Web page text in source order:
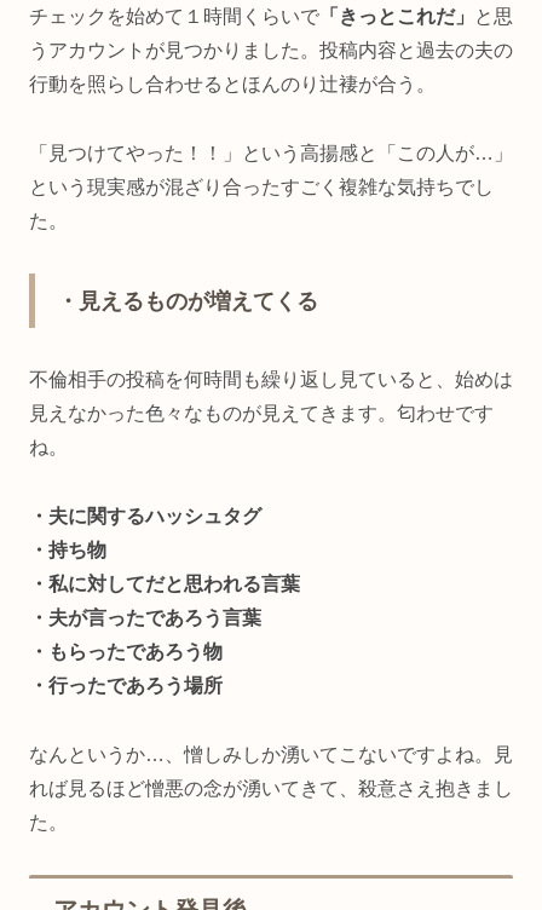
チェックを始めて１時間くらいで 「きっとこれだ」
と思
うアカウントが見つかりました。投稿内容と過去の夫の
行動を照らし合わせるとほんのり辻褄が合う。
「見つけてやった！！」という高揚感と「この人が…」
という現実感が混ざり合ったすごく複雑な気持ちでし
た。
・見えるものが増えてくる
不倫相手の投稿を何時間も繰り返し見ていると、始めは
見えなかった色々なものが見えてきます。匂わせです
ね。
・夫に関するハッシュタグ
・持ち物
・私に対してだと思われる言葉
・夫が言ったであろう言葉
・もらったであろう物
・行ったであろう場所
なんというか…、憎しみしか湧いてこないですよね。見
れば見るほど憎悪の念が湧いてきて、殺意さえ抱きまし
た。